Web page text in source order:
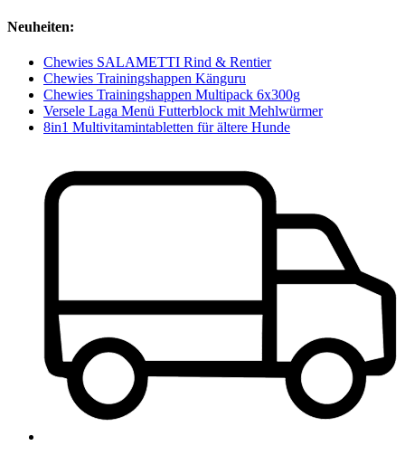
Neuheiten:
Chewies SALAMETTI Rind & Rentier
Chewies Trainingshappen Känguru
Chewies Trainingshappen Multipack 6x300g
Versele Laga Menü Futterblock mit Mehlwürmer
8in1 Multivitamintabletten für ältere Hunde